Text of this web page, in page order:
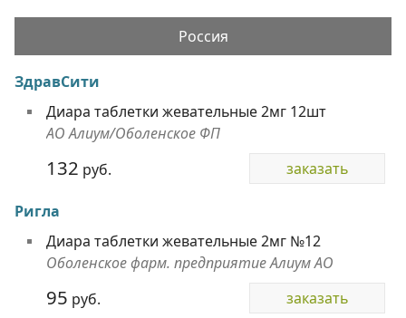
Россия
ЗдравСити
Диара таблетки жевательные 2мг 12шт
АО Алиум/Оболенское ФП
132 руб. заказать
Ригла
Диара таблетки жевательные 2мг №12
Оболенское фарм. предприятие Алиум АО
95 руб. заказать